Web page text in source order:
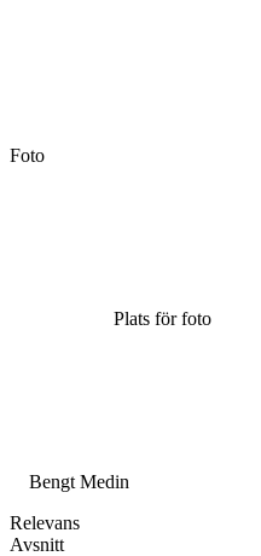
Foto
Plats för foto
Bengt Medin
Relevans
Avsnitt